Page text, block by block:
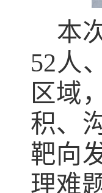
本
52人
区域
积、
靶向
理难